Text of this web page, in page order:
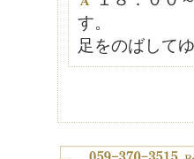
す。
足をのばして